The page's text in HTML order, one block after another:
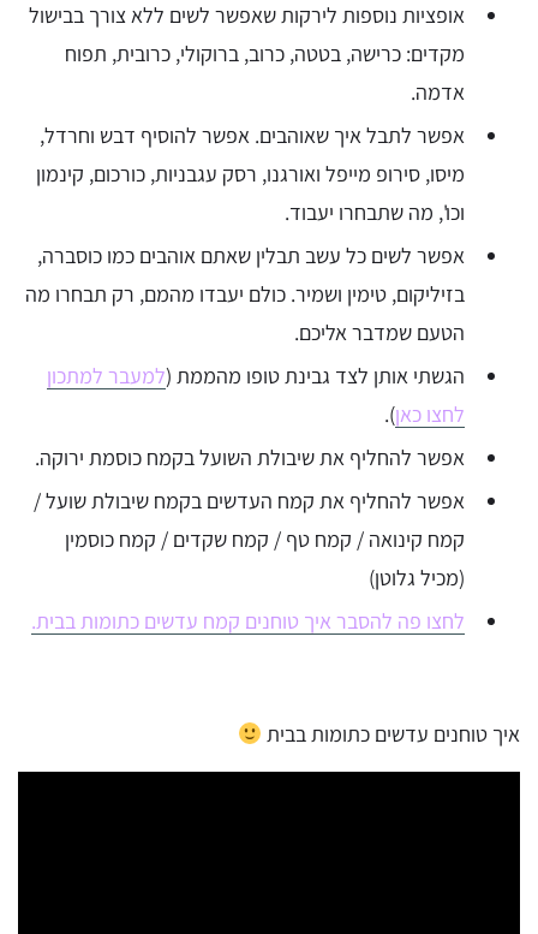
אופציות נוספות לירקות שאפשר לשים ללא צורך בבישול
מקדים: כרישה, בטטה, כרוב, ברוקולי, כרובית, תפוח
אדמה.
אפשר לתבל איך שאוהבים. אפשר להוסיף דבש וחרדל,
מיסו, סירופ מייפל ואורגנו, רסק עגבניות, כורכום, קינמון
וכו', מה שתבחרו יעבוד.
אפשר לשים כל עשב תבלין שאתם אוהבים כמו כוסברה,
בזיליקום, טימין ושמיר. כולם יעבדו מהמם, רק תבחרו מה
הטעם שמדבר אליכם.
הגשתי אותן לצד גבינת טופו מהממת (למעבר למתכון
לחצו כאן).
אפשר להחליף את שיבולת השועל בקמח כוסמת ירוקה.
אפשר להחליף את קמח העדשים בקמח שיבולת שועל /
קמח קינואה / קמח טף / קמח שקדים / קמח כוסמין
(מכיל גלוטן)
לחצו פה להסבר איך טוחנים קמח עדשים כתומות בבית.
איך טוחנים עדשים כתומות בבית